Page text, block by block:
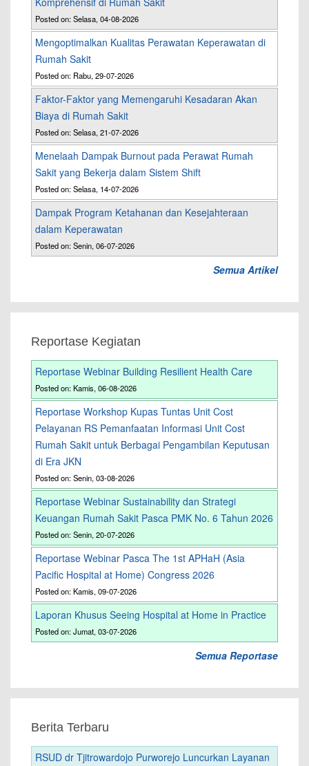
Posted on: Selasa, 04-08-2026
Mengoptimalkan Kualitas Perawatan Keperawatan di
Rumah Sakit
Posted on: Rabu, 29-07-2026
Faktor-Faktor yang Memengaruhi Kesadaran Akan
Biaya di Rumah Sakit
Posted on: Selasa, 21-07-2026
Menelaah Dampak Burnout pada Perawat Rumah
Sakit yang Bekerja dalam Sistem Shift
Posted on: Selasa, 14-07-2026
Dampak Program Ketahanan dan Kesejahteraan
dalam Keperawatan
Posted on: Senin, 06-07-2026
Semua Artikel
Reportase Kegiatan
Reportase Webinar Building Resilient Health Care
Posted on: Kamis, 06-08-2026
Reportase Workshop Kupas Tuntas Unit Cost
Pelayanan RS Pemanfaatan Informasi Unit Cost
Rumah Sakit untuk Berbagai Pengambilan Keputusan
di Era JKN
Posted on: Senin, 03-08-2026
Reportase Webinar Sustainability dan Strategi
Keuangan Rumah Sakit Pasca PMK No. 6 Tahun 2026
Posted on: Senin, 20-07-2026
Reportase Webinar Pasca The 1st APHaH (Asia
Pacific Hospital at Home) Congress 2026
Posted on: Kamis, 09-07-2026
Laporan Khusus Seeing Hospital at Home in Practice
Posted on: Jumat, 03-07-2026
Semua Reportase
Berita Terbaru
RSUD dr Tjitrowardojo Purworejo Luncurkan Layanan